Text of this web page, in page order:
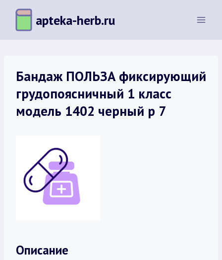
Перейти
содержимому
apteka-herb.ru
Бандаж ПОЛЬЗА фиксирующий
грудопоясничный 1 класс
модель 1402 черный р 7
Описание